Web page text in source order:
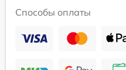
Способы оплаты